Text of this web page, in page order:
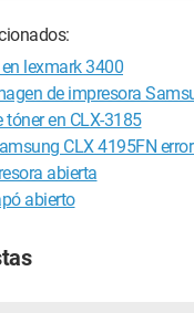
lexmark 3400
de impresora
tóner en CLX-3185
CLX 4195FN
abierta
abierto